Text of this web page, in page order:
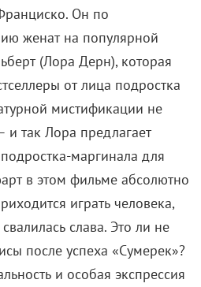
Он по
женат на популярной
(Лора Дерн), которая
от лица подростка
мистификации не
и так Лора предлагает
маргинала для
в этом фильме абсолютно
играть человека,
слава. Это ли не
после успеха «Сумерек»?
и особая экспрессия